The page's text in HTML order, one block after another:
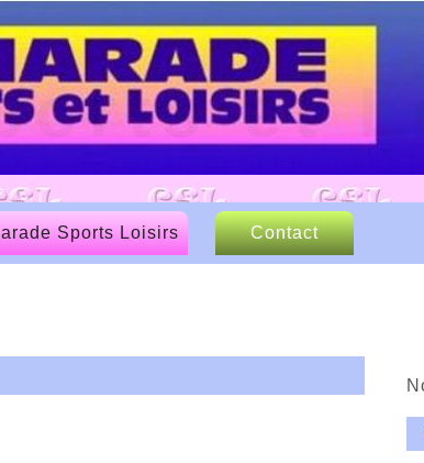
et
Sports Loisirs
Le CSL
Contact